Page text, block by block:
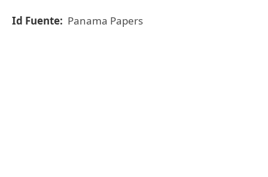
Id Fuente: Panama Papers